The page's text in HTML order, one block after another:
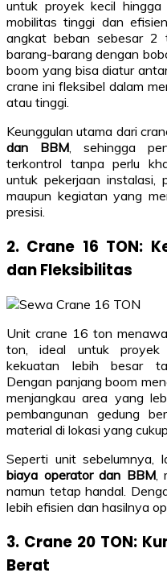
untuk proyek kecil hingga
mobilitas tinggi dan
angkat beban sebesar 2
barang-barang dengan
boom yang bisa diatur
crane ini fleksibel dalam
atau tinggi.
Keunggulan utama dari
dan BBM, sehingga
terkontrol tanpa perlu
untuk pekerjaan instalasi,
maupun kegiatan yang
presisi.
2. Crane 16 TON:
dan Fleksibilitas
Unit crane 16 ton
ton, ideal untuk proyek
kekuatan lebih besar
Dengan panjang boom
menjangkau area yang
pembangunan gedung
material di lokasi yang
Seperti unit sebelumnya,
biaya operator dan BBM,
namun tetap handal.
lebih efisien dan hasilnya
3. Crane 20 TON:
Berat